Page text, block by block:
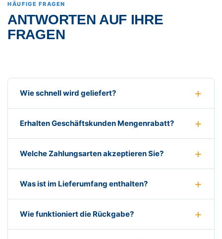
HÄUFIGE FRAGEN
ANTWORTEN AUF IHRE
FRAGEN
Wie schnell wird geliefert?
Erhalten Geschäftskunden Mengenrabatt?
Welche Zahlungsarten akzeptieren Sie?
Was ist im Lieferumfang enthalten?
Wie funktioniert die Rückgabe?